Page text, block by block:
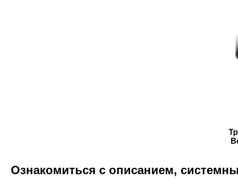
Ознакомиться с описанием,